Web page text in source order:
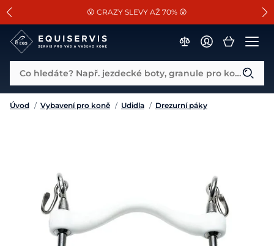
SLEVA 13% na vše od Cassini!
😮 CRAZY SLEVY AŽ 70% 😮
📐Pasování a doplňky k vybraným sedlům ZDARMA 🐴
Co hledáte? Např. jezdecké boty, granule pro koně...
Úvod / Vybavení pro koně / Udidla / Drezurní páky